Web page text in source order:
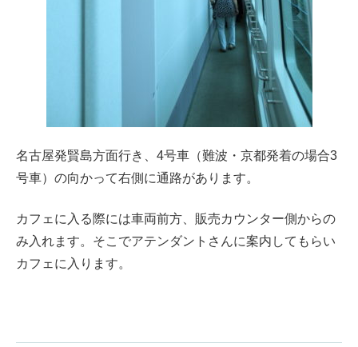
名古屋発賢島方面行き、4号車（難波・京都発着の場合3
号車）の向かって右側に通路があります。
カフェに入る際には車両前方、販売カウンター側からの
み入れます。そこでアテンダントさんに案内してもらい
カフェに入ります。